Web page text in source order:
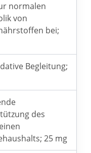
normalen
von
bei;
Begleitung;
des
25 mg